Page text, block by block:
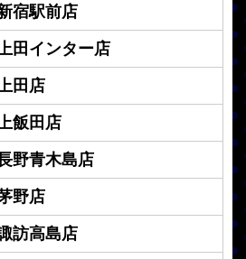
宿駅前店
田インター店
田店
飯田店
野青木島店
野店
訪高島店